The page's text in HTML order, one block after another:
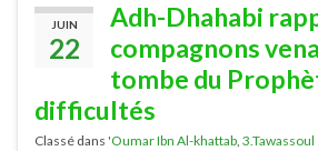
JUIN
22
Adh-Dhahabi
compagnons
tombe du
difficultés
Classé dans 'Oumar Ibn Al-khattab,